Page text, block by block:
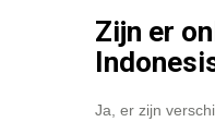
Zijn er
Ja, er zijn